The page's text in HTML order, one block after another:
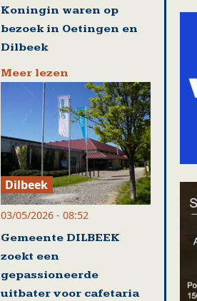
Koningin waren op
bezoek in Oetingen en
Dilbeek
Meer lezen
Dilbeek
03/05/2026 - 08:52
Gemeente DILBEEK
zoekt een
gepassioneerde
uitbater voor cafetaria